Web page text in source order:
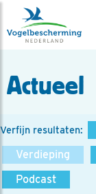
Actueel
Verfijn resultaten:
Verdieping
Podcast